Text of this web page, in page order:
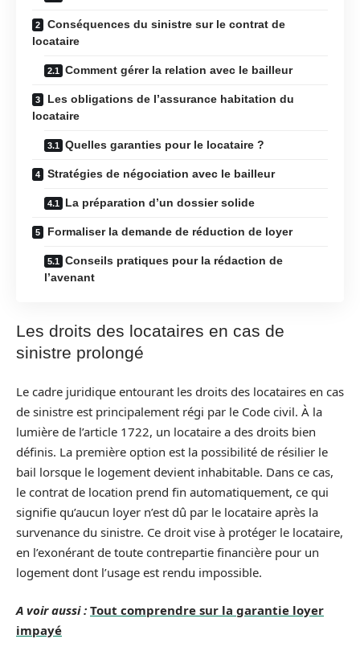
Conséquences du sinistre sur le contrat de
locataire
Comment gérer la relation avec le bailleur
Les obligations de l’assurance habitation du
locataire
Quelles garanties pour le locataire ?
Stratégies de négociation avec le bailleur
La préparation d’un dossier solide
Formaliser la demande de réduction de loyer
Conseils pratiques pour la rédaction de
l’avenant
Les droits des locataires en cas de
sinistre prolongé
Le cadre juridique entourant les droits des locataires en cas
de sinistre est principalement régi par le Code civil. À la
lumière de l’article 1722, un locataire a des droits bien
définis. La première option est la possibilité de résilier le
bail lorsque le logement devient inhabitable. Dans ce cas,
le contrat de location prend fin automatiquement, ce qui
signifie qu’aucun loyer n’est dû par le locataire après la
survenance du sinistre. Ce droit vise à protéger le locataire,
en l’exonérant de toute contrepartie financière pour un
logement dont l’usage est rendu impossible.
A voir aussi : Tout comprendre sur la garantie loyer
impayé